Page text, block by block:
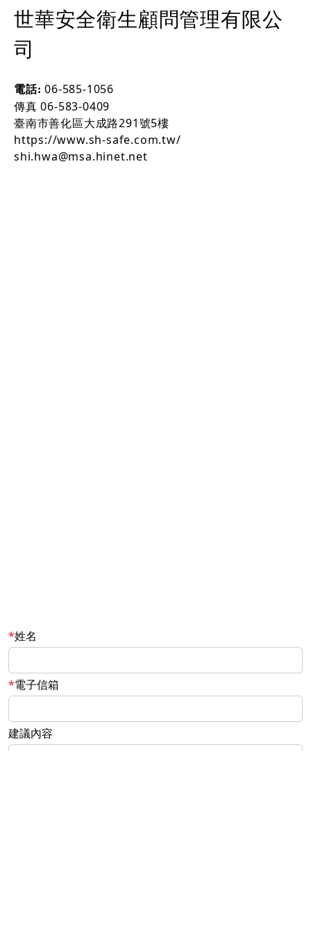
世華安全衛生顧問管理有限公
司
電話:06-585-1056
傳真 06-583-0409
臺南市善化區大成路291號5樓
https://www.sh-safe.com.tw/
shi.hwa@msa.hinet.net
姓名
電子信箱
建議內容